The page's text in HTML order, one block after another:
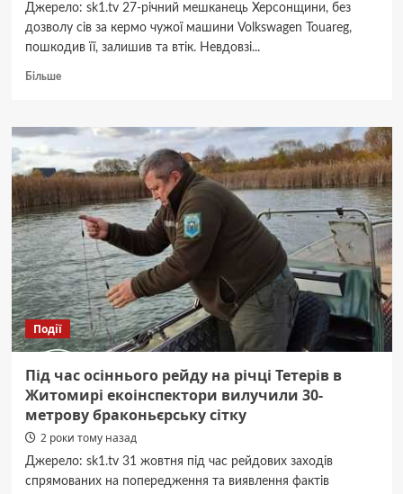
Джерело: sk1.tv 27-річний мешканець Херсонщини, без
дозволу сів за кермо чужої машини Volkswagen Touareg,
пошкодив її, залишив та втік. Невдовзі...
БільшеДокладніше
Житомирщині
працівника
львівської
автомийки,
який
викрав
Touareg
клієнта
і
втік
Події
Під час осіннього рейду на річці Тетерів в
Житомирі екоінспектори вилучили 30-
метрову браконьєрську сітку
2 роки тому назад
Джерело: sk1.tv 31 жовтня під час рейдових заходів
спрямованих на попередження та виявлення фактів